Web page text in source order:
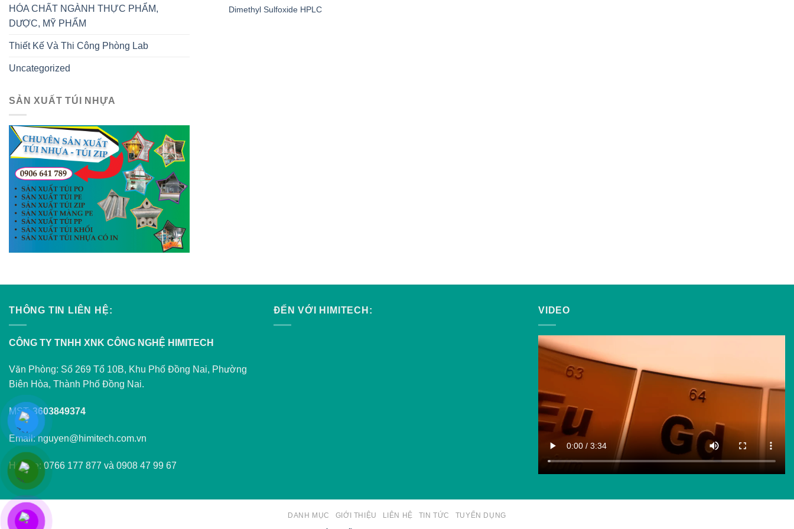
HÓA CHẤT NGÀNH THỰC PHẨM,
DƯỢC, MỸ PHẨM
Thiết Kế Và Thi Công Phòng Lab
Uncategorized
SẢN XUẤT TÚI NHỰA
Dimethyl Sulfoxide HPLC
THÔNG TIN LIÊN HỆ:
CÔNG TY TNHH XNK CÔNG NGHỆ HIMITECH
Văn Phòng: Số 269 Tổ 10B, Khu Phố Đồng Nai, Phường
Biên Hòa, Thành Phố Đồng Nai.
MST:3603849374
Email: nguyen@himitech.com.vn
Hotline: 0766 177 877 và 0908 47 99 67
ĐẾN VỚI HIMITECH: VIDEO
DANH MỤC GIỚI THIỆU LIÊN HỆ TIN TỨC TUYỂN DỤNG